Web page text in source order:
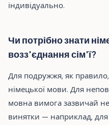
індивідуально.
Чи потрібно знати
возз'єднання сім'ї?
Для подружжя, як правило,
німецької мови. Для
мовна вимога зазвичай
винятки — наприклад,